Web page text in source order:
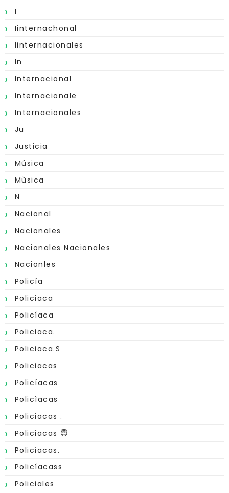
I
Iinternachonal
Iinternacionales
In
Internacional
Internacionale
Internacionales
Ju
Justicia
Música
Mùsica
N
Nacional
Nacionales
Nacionales Nacionales
Nacionles
Policía
Policiaca
Policíaca
Policiaca.
Policiaca.s
Policiacas
Policíacas
Policìacas
Policiacas .
Policiacas 😇
Policiacas.
Policíacass
Policiales